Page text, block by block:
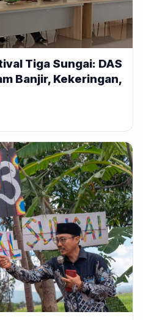
Tiga Sungai: DAS
Banjir, Kekeringan,